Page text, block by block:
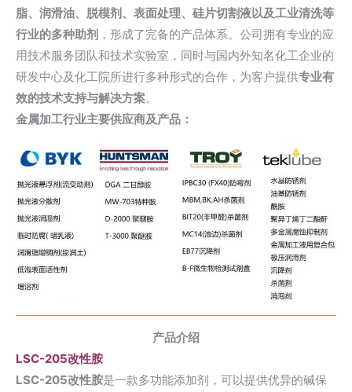
脂、润滑油、脱模剂、表面处理、 硅片切割液以及工业清洗等
行业的多种助剂 ，形成了完备的产品体系。公司拥有专业的应
用技术服务团队和技术实验室，同时与国内外知名化工企业的
研发中心及化工院所进行多种形式的合作，为客户提供专业有
效的技术支持与解决方案。
金属加工行业主要供应商及产品：
产品介绍
LSC-205改性胺
LSC-205改性胺是一款多功能添加剂，可以提供优异的碱保